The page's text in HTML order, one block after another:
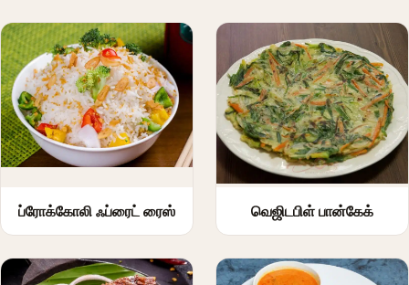
ப்ரோக்கோலி ஃப்ரைட் ரைஸ் வெஜிடபிள் பான்கேக்